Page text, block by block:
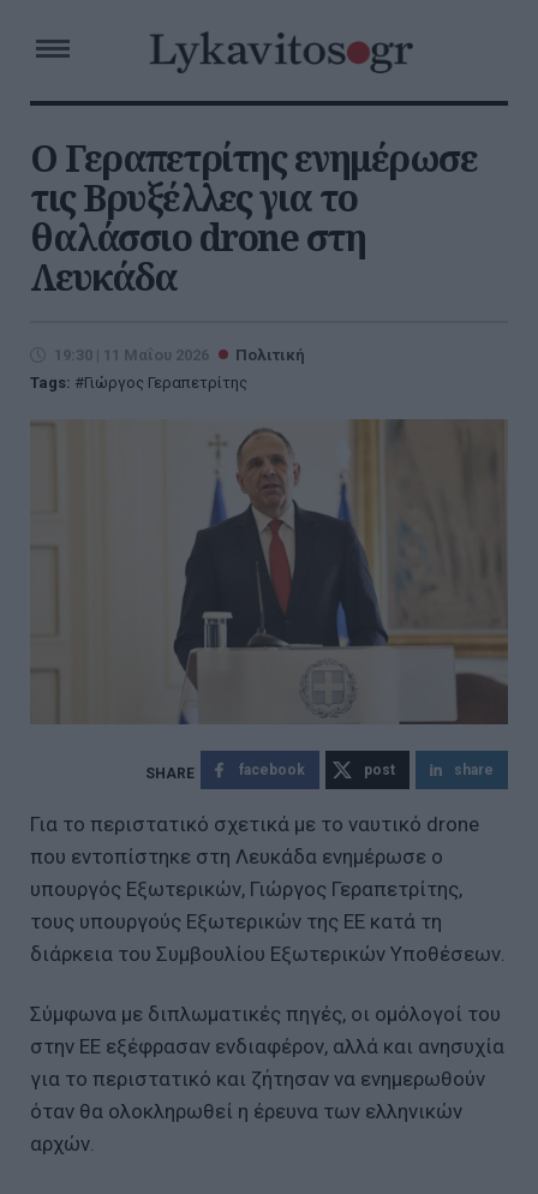
Ο Γεραπετρίτης ενημέρωσε
τις Βρυξέλλες για το
θαλάσσιο drone στη
Λευκάδα
19:30 | 11 Μαΐου 2026
Πολιτική
Tags:
Γιώργος Γεραπετρίτης
facebook post share
Για το περιστατικό σχετικά με το ναυτικό drone
που εντοπίστηκε στη Λευκάδα ενημέρωσε ο
υπουργός Εξωτερικών, Γιώργος Γεραπετρίτης,
τους υπουργούς Εξωτερικών της ΕΕ κατά τη
διάρκεια του Συμβουλίου Εξωτερικών Υποθέσεων.
Σύμφωνα με διπλωματικές πηγές, οι ομόλογοί του
στην ΕΕ εξέφρασαν ενδιαφέρον, αλλά και ανησυχία
για το περιστατικό και ζήτησαν να ενημερωθούν
όταν θα ολοκληρωθεί η έρευνα των ελληνικών
αρχών.